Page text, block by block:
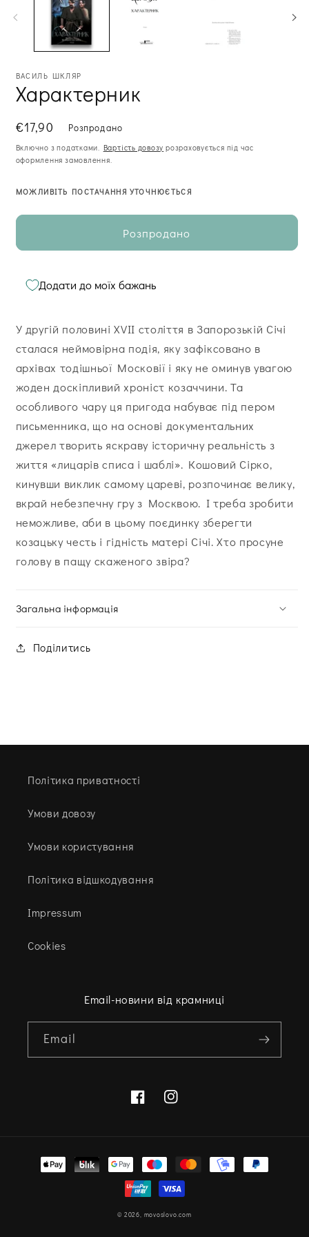
ВАСИЛЬ ШКЛЯР
Характерник
Звична
ціна
€17,90 Розпродано
Включно з податками. Вартість довозу розраховується під час
оформлення замовлення.
МОЖЛИВІТЬ ПОСТАЧАННЯ УТОЧНЮЄТЬСЯ
Розпродано
Додати до моїх бажань
У другій половині ХVІІ століття в Запорозькій Січі
сталася неймовірна подія, яку зафіксовано в
архівах тодішньої Московії і яку не оминув увагою
жоден доскіпливий хроніст козаччини. Та
особливого чару ця пригода набуває під пером
письменника, що на основі документальних
джерел творить яскраву історичну реальність з
життя «лицарів списа і шаблі». Кошовий Сірко,
кинувши виклик самому цареві, розпочинає велику,
вкрай небезпечну гру з Москвою. І треба зробити
неможливе, аби в цьому поєдинку зберегти
козацьку честь і гідність матері Січі. Хто просуне
голову в пащу скаженого звіра?
Загальна інформація
Поділитись
Політика приватності
Умови довозу
Умови користування
Політика відшкодування
Impressum
Cookies
Email-новини від крамниці
Email
FacebookInstagram
Варіанти
оплати
© 2026, movoslovo.com